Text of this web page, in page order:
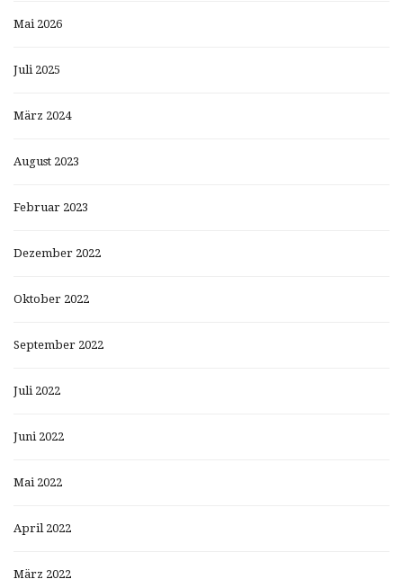
Mai 2026
Juli 2025
März 2024
August 2023
Februar 2023
Dezember 2022
Oktober 2022
September 2022
Juli 2022
Juni 2022
Mai 2022
April 2022
März 2022